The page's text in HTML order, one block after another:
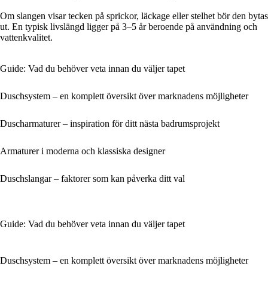
Om slangen visar tecken på sprickor, läckage eller stelhet bör den bytas
ut. En typisk livslängd ligger på 3–5 år beroende på användning och
vattenkvalitet.
Guide: Vad du behöver veta innan du väljer tapet
Duschsystem – en komplett översikt över marknadens möjligheter
Duscharmaturer – inspiration för ditt nästa badrumsprojekt
Armaturer i moderna och klassiska designer
Duschslangar – faktorer som kan påverka ditt val
Guide: Vad du behöver veta innan du väljer tapet
Duschsystem – en komplett översikt över marknadens möjligheter